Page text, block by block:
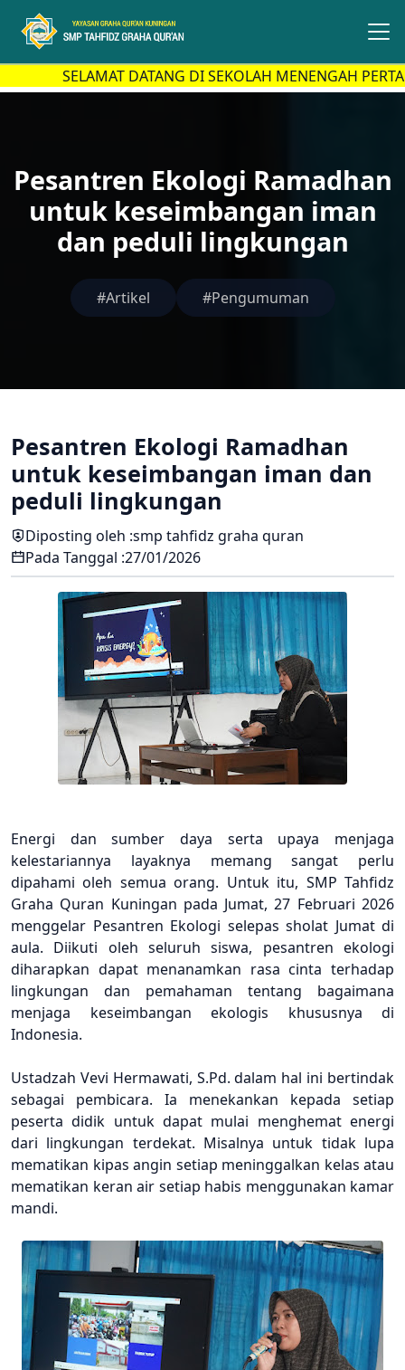
SELAMAT DATANG DI SEKOLAH MENENGAH
Pesantren Ekologi Ramadhan
untuk keseimbangan iman
dan peduli lingkungan
#Artikel #Pengumuman
Pesantren Ekologi Ramadhan
untuk keseimbangan iman dan
peduli lingkungan
Diposting oleh :smp tahfidz graha quran
Pada Tanggal :27/01/2026
Energi dan sumber daya serta upaya menjaga
kelestariannya layaknya memang sangat perlu
dipahami oleh semua orang. Untuk itu, SMP Tahfidz
Graha Quran Kuningan pada Jumat, 27 Februari 2026
menggelar Pesantren Ekologi selepas sholat Jumat di
aula. Diikuti oleh seluruh siswa, pesantren ekologi
diharapkan dapat menanamkan rasa cinta terhadap
lingkungan dan pemahaman tentang bagaimana
menjaga keseimbangan ekologis khususnya di
Indonesia.
Ustadzah Vevi Hermawati, S.Pd. dalam hal ini bertindak
sebagai pembicara. Ia menekankan kepada setiap
peserta didik untuk dapat mulai menghemat energi
dari lingkungan terdekat. Misalnya untuk tidak lupa
mematikan kipas angin setiap meninggalkan kelas atau
mematikan keran air setiap habis menggunakan kamar
mandi.